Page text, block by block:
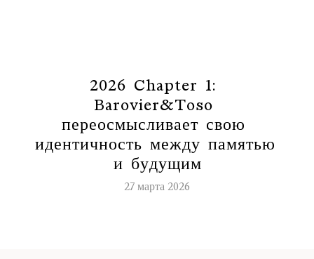
2026 Chapter 1:
Barovier&Toso
переосмысливает свою
идентичность между памятью
и будущим
27 марта 2026